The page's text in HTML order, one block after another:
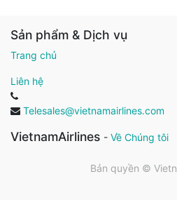
Sản phẩm & Dịch vụ
Trang chủ
Liên hệ
Telesales@vietnamairlines.com
VietnamAirlines - Về Chúng tôi
Bản quyền ©